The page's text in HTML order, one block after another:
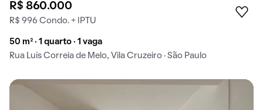
R$ 860.000
R$ 996 Condo. + IPTU
50 m² · 1 quarto · 1 vaga
Rua Luís Correia de Melo, Vila Cruzeiro · São Paulo